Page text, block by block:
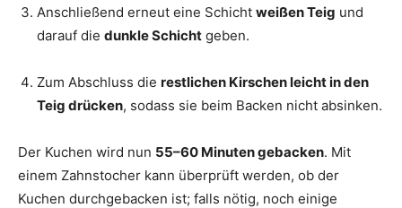
Anschließend erneut eine Schicht weißen Teig und
darauf die dunkle Schicht geben.
Zum Abschluss die restlichen Kirschen leicht in den
Teig drücken, sodass sie beim Backen nicht absinken.
Der Kuchen wird nun 55–60 Minuten gebacken. Mit
einem Zahnstocher kann überprüft werden, ob der
Kuchen durchgebacken ist; falls nötig, noch einige